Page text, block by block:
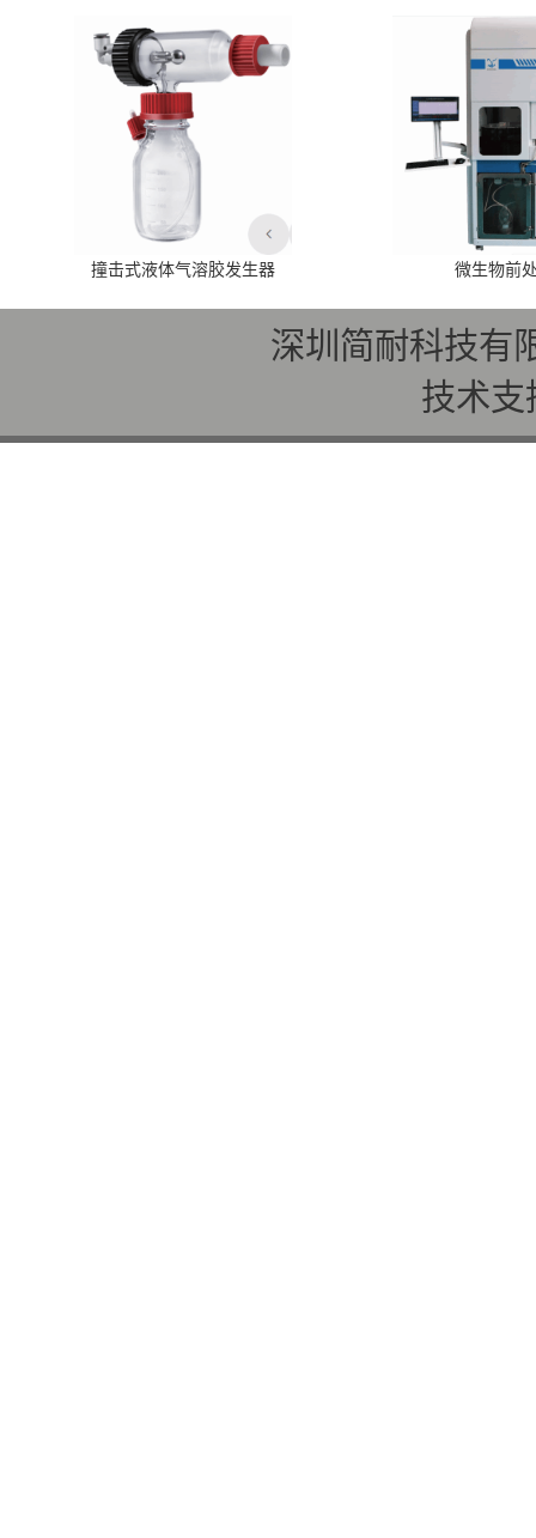
撞击式液体气溶胶发生器 微生物前
深圳简耐科技有
技术